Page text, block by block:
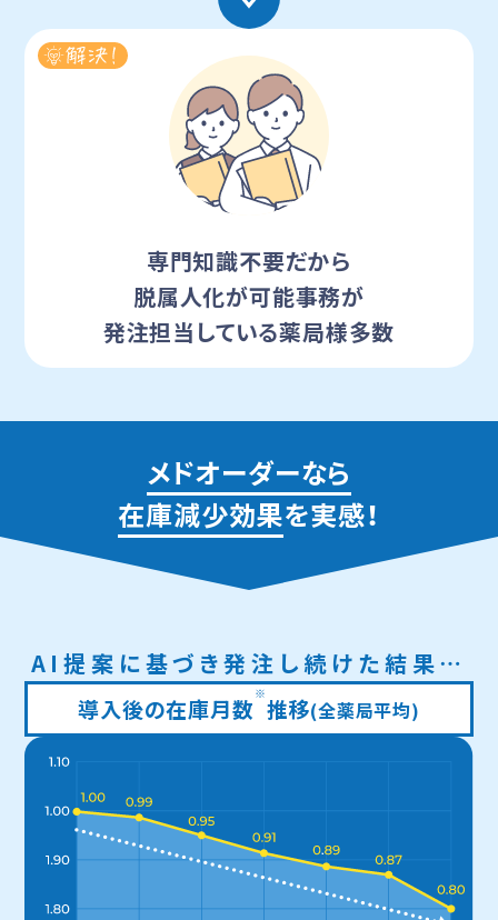
専門知識不要だから
脱属人化が可能事務が
発注担当している薬局様多数
メドオーダーなら
在庫減少効果を実感！
AI提案に基づき発注し続けた結果…
導入後の在庫月数
※
推移(全薬局平均)